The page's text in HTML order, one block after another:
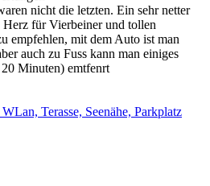
nicht die letzten. Ein sehr netter
Herz für Vierbeiner und tollen
empfehlen, mit dem Auto ist man
auch zu Fuss kann man einiges
Minuten) emtfenrt
Terasse, Seenähe, Parkplatz